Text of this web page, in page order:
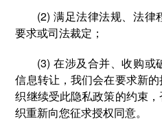
(2) 满足法律法规、法律
要求或司法裁定；
(3) 在涉及合并、收购或
信息转让，我们会在要求新
织继续受此隐私政策的约束
织重新向您征求授权同意。